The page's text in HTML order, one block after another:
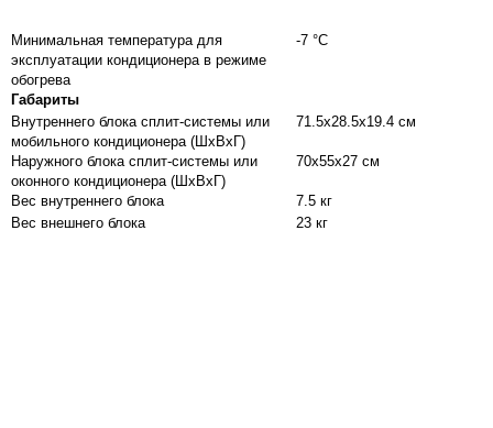
Минимальная температура для
эксплуатации кондиционера в режиме
обогрева
-7 °С
Габариты
Внутреннего блока сплит-системы или
мобильного кондиционера (ШxВxГ)
71.5x28.5x19.4 см
Наружного блока сплит-системы или
оконного кондиционера (ШxВxГ)
70x55x27 см
Вес внутреннего блока
7.5 кг
Вес внешнего блока
23 кг